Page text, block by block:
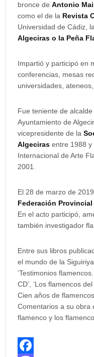
bronce de Antonio
como el de la Revista
Universidad de Cádiz, la
Algeciras o la Peña
Impartió y participó en
conferencias, mesas
universidades,
Fue teniente de
Ayuntamiento de
vicepresidente de la
Algeciras entre 1988 y
Internacional de Arte
2001.
El 28 de marzo de
Federación Provincial
En el acto participó,
también investigador
Entre sus libros
el mundo de la Siguiriya
‘Testimonios
CD’, ‘Los flamencos
Cien años de
Comentarios a su obra
flamenco y los